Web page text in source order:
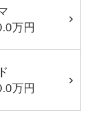
万円
万円